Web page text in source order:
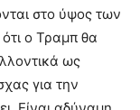
στο ύψος των
ο Τραμπ θα
ως
για την